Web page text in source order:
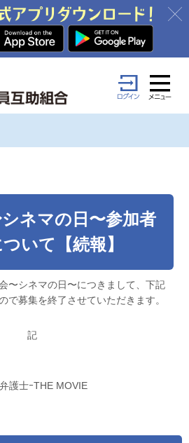
ネマの日〜参加者
いて【続報】
〜シネマの日〜につきまして、下記
で募集を終了させていただきます。
記
護士ｰTHE MOVIE